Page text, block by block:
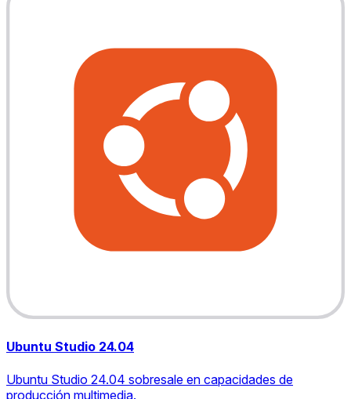
Ubuntu Studio 24.04
Ubuntu Studio 24.04 sobresale en capacidades de
producción multimedia.